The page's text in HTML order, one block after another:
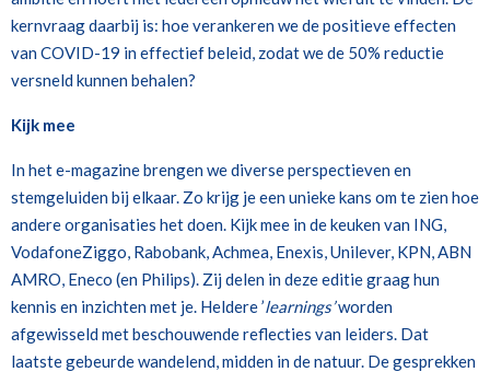
kernvraag daarbij is: hoe verankeren we de positieve effecten
van COVID-19 in effectief beleid, zodat we de 50% reductie
versneld kunnen behalen?
Kijk mee
In hete-magazinebrengen we diverse perspectieven en
stemgeluiden bij elkaar. Zo krijg je een unieke kans om te zien hoe
andere organisaties het doen. Kijk mee in de keuken van ING,
VodafoneZiggo, Rabobank, Achmea, Enexis, Unilever, KPN, ABN
AMRO, Eneco (en Philips). Zij delen in deze editie graag hun
kennis en inzichten met je. Heldere ’learnings’worden
afgewisseld met beschouwende reflecties van leiders. Dat
laatste gebeurde wandelend, midden in de natuur. De gesprekken